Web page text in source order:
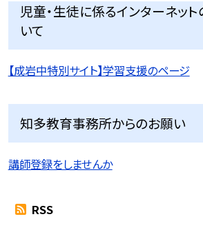
児童・生徒に係るインターネッ
いて
【成岩中特別サイト】学習支援のページ
知多教育事務所からのお願い
講師登録をしませんか
RSS